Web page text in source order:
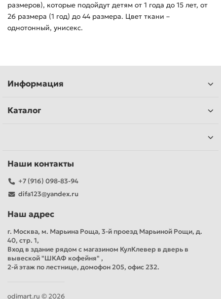
размеров), которые подойдут детям от 1 года до 15 лет, от
26 размера (1 год) до 44 размера. Цвет ткани –
однотонный, унисекс.
Информация
Каталог
Наши контакты
+7 (916) 098-83-94
difa123@yandex.ru
Наш адрес
г. Москва, м. Марьина Роща, 3-й проезд Марьиной Рощи, д.
40, стр. 1,
Вход в здание рядом с магазином КулКлевер в дверь в
вывеской "ШКАФ кофейня" ,
2-й этаж по лестнице, домофон 205, офис 232.
odimart.ru © 2026